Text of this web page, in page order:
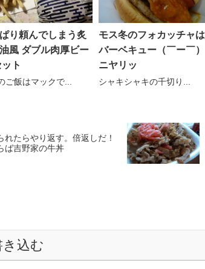
り頼んでしまう炙
風 ダブル肉厚ビー
ト
ご飯はマックで...
モス冬のフォカッチャは
バーベキュー（￣ー￣）
ニヤリッ
シャキシャキの千切り...
れたらやり返す。倍返しだ！
ば吉野家の牛丼
込む